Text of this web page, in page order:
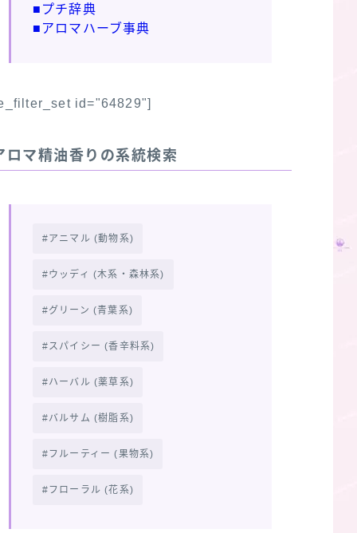
■プチ辞典
■アロマハーブ事典
id="64829"]
ロマ精油香りの系統検索
アニマル (動物系)
ウッディ (木系・森林系)
グリーン (青葉系)
スパイシー (香辛料系)
ハーバル (薬草系)
バルサム (樹脂系)
フルーティー (果物系)
フローラル (花系)